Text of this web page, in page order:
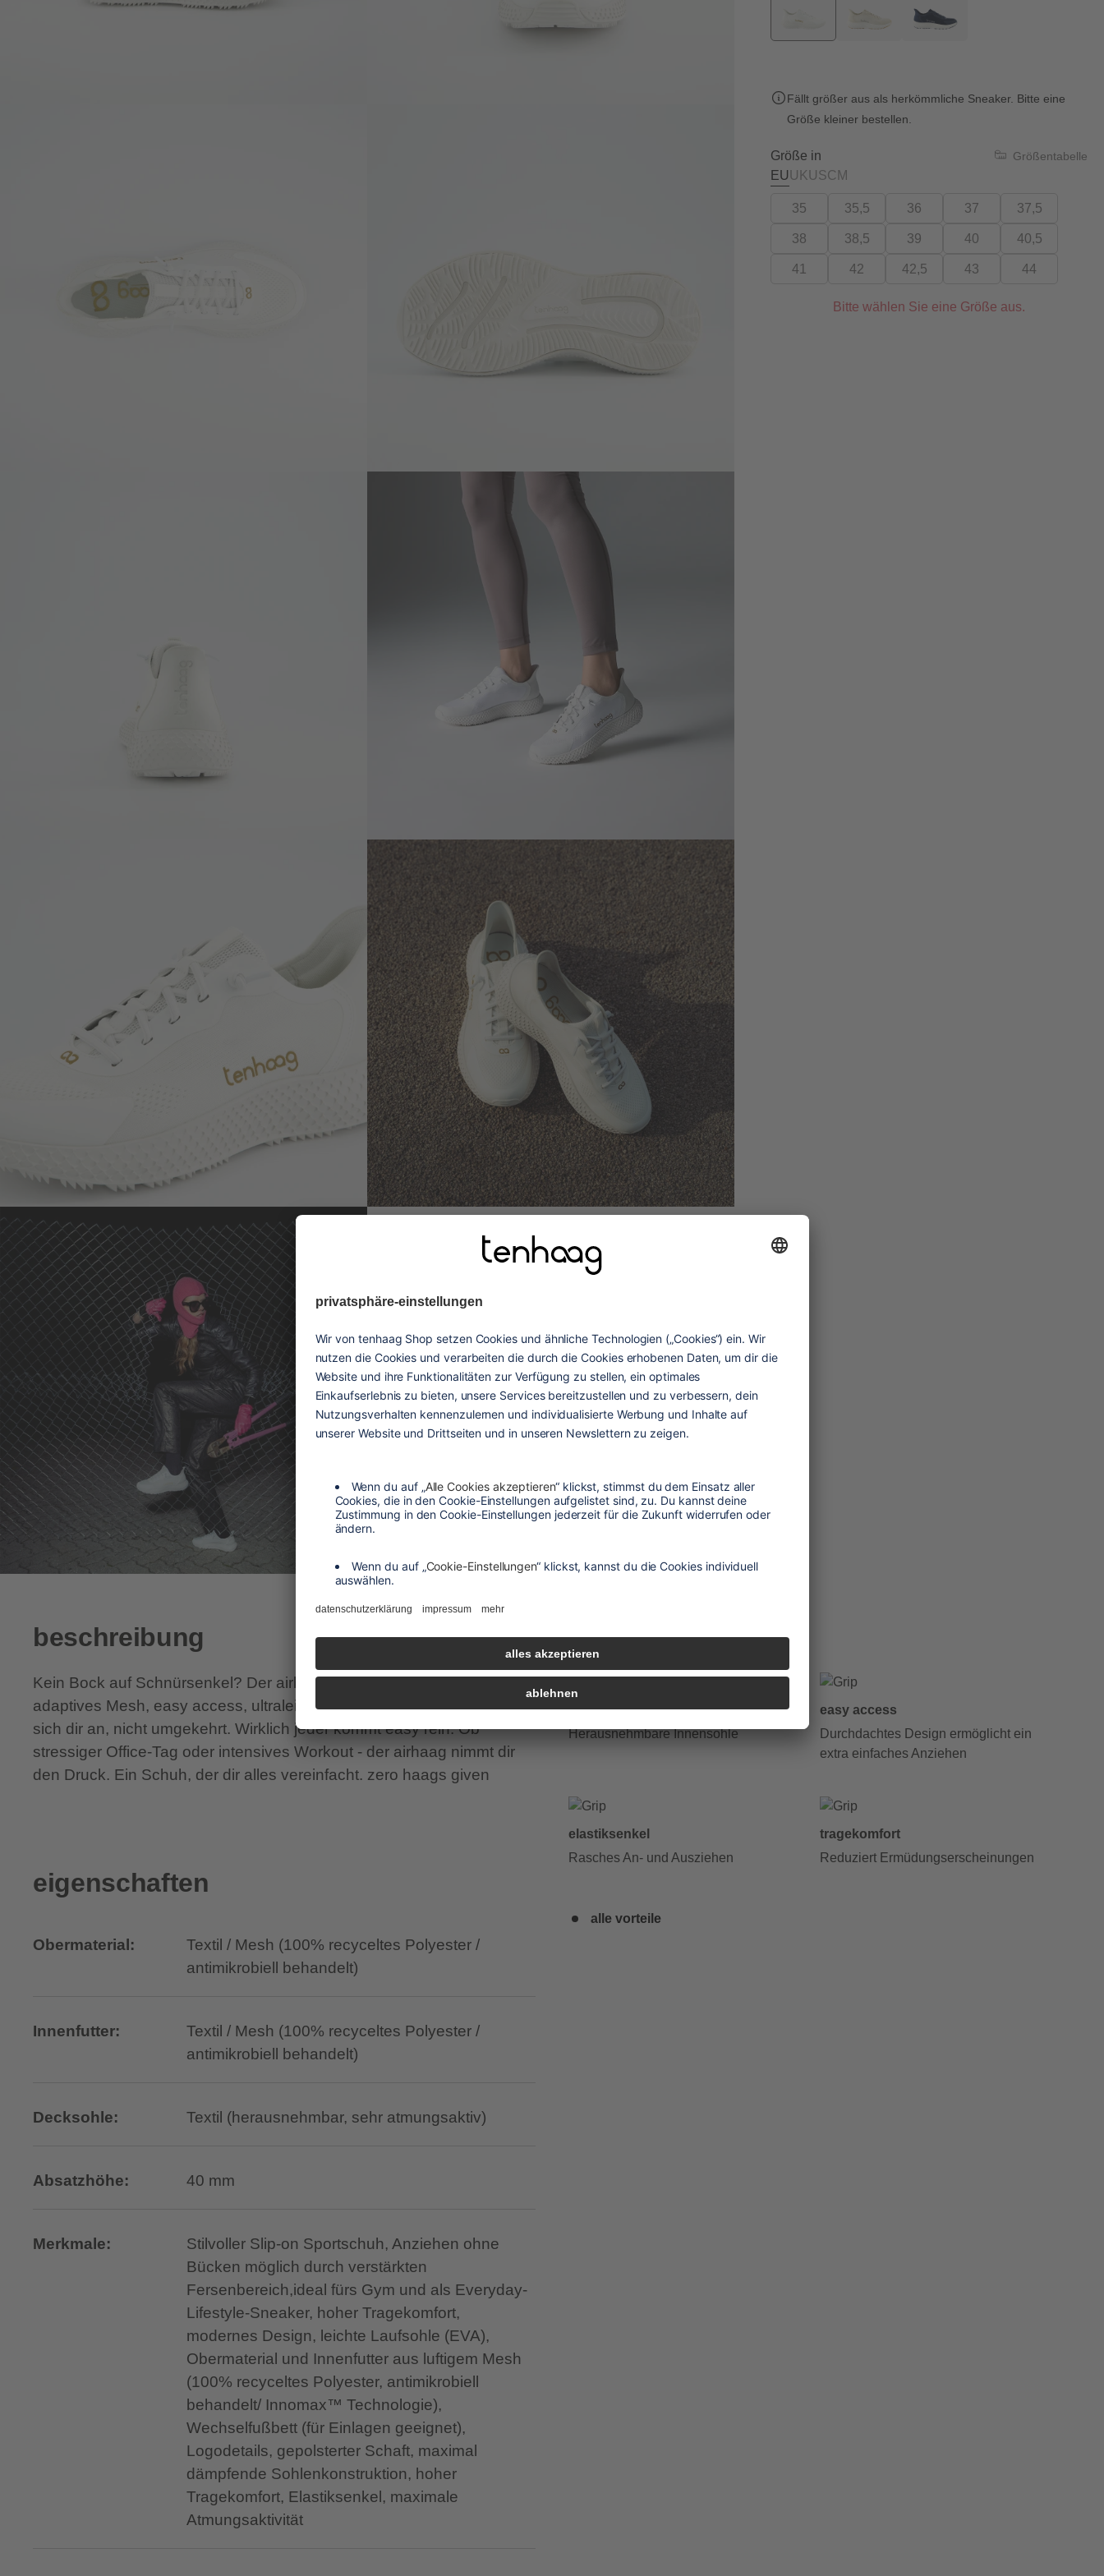
Fällt größer aus als herkömmliche Sneaker. Bitte eine
Größe kleiner bestellen.
Größe in
EUUKUSCM
Größentabelle
35 35,5 36 37 37,5
38 38,5 39 40 40,5
41 42 42,5 43 44
Bitte wählen Sie eine Größe aus.
beschreibung
Kein Bock auf Schnürsenkel? Der airhaag macht´s dir einfach:
adaptives Mesh, easy access, ultraleicht und extrem stretchy – passt
sich dir an, nicht umgekehrt. Wirklich jeder kommt easy rein. Ob
stressiger Office-Tag oder intensives Workout - der airhaag nimmt dir
den Druck. Ein Schuh, der dir alles vereinfacht. zero haags given
eigenschaften
Obermaterial:
Textil / Mesh (100% recyceltes Polyester /
antimikrobiell behandelt)
Innenfutter:
Textil / Mesh (100% recyceltes Polyester /
antimikrobiell behandelt)
Decksohle: Textil (herausnehmbar, sehr atmungsaktiv)
Absatzhöhe: 40 mm
Merkmale:
Stilvoller Slip-on Sportschuh, Anziehen ohne
Bücken möglich durch verstärkten
Fersenbereich,ideal fürs Gym und als Everyday-
Lifestyle-Sneaker, hoher Tragekomfort,
modernes Design, leichte Laufsohle (EVA),
Obermaterial und Innenfutter aus luftigem Mesh
(100% recyceltes Polyester, antimikrobiell
behandelt/ Innomax™ Technologie),
Wechselfußbett (für Einlagen geeignet),
Logodetails, gepolsterter Schaft, maximal
dämpfende Sohlenkonstruktion, hoher
Tragekomfort, Elastiksenkel, maximale
Atmungsaktivität
vorteile
wechselfußbett
Herausnehmbare Innensohle
easy access
Durchdachtes Design ermöglicht ein
extra einfaches Anziehen
elastiksenkel
Rasches An- und Ausziehen
tragekomfort
Reduziert Ermüdungserscheinungen
alle vorteile